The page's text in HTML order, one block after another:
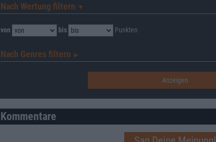
Nach Wertung filtern ▼︎
von bis Punkten
Nach Genres filtern ►︎
Kommentare